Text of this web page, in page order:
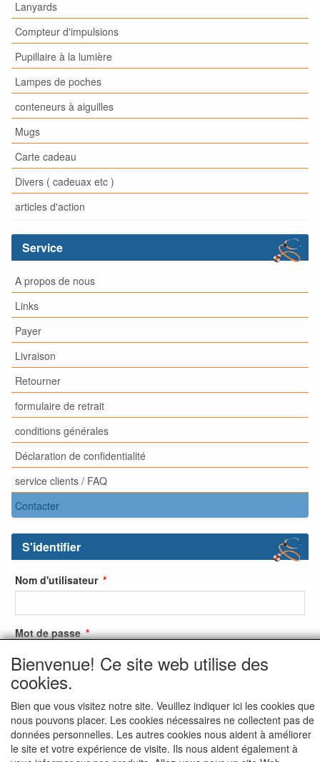
Lanyards
Compteur d'impulsions
Pupillaire à la lumière
Lampes de poches
conteneurs à aiguilles
Mugs
Carte cadeau
Divers ( cadeuax etc )
articles d'action
Service
A propos de nous
Links
Payer
Livraison
Retourner
formulaire de retrait
conditions générales
Déclaration de confidentialité
service clients / FAQ
Contacter
S'identifier
Nom d'utilisateur
Mot de passe
S'inscrire
Mot de passe oublié ?
Bienvenue! Ce site web utilise des
cookies.
Bien que vous visitez notre site. Veuillez indiquer ici les cookies que
nous pouvons placer. Les cookies nécessaires ne collectent pas de
données personnelles. Les autres cookies nous aident à améliorer
le site et votre expérience de visite. Ils nous aident également à